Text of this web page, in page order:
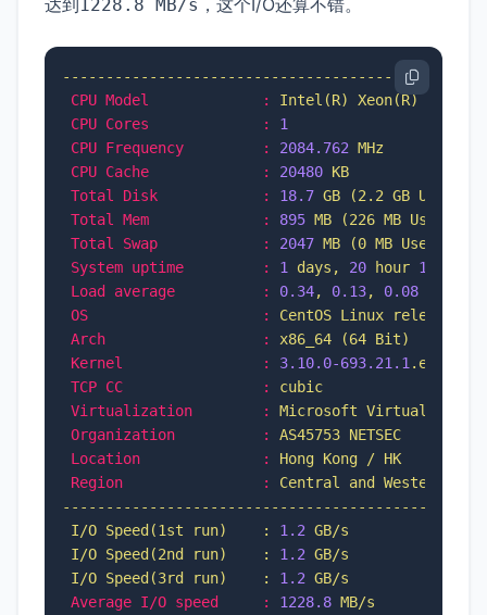
达到1228.8 MB/s ，这个I/O还算不错。
CPU Model             :
Intel(R) Xeon(R)
CPU Cores             :
1
CPU Frequency         :
2084.762 MHz
CPU Cache             :
20480 KB
Total Disk            :
18.7 GB (2.2 GB Used)
Total Mem             :
895 MB (226 MB Used)
Total Swap            :
2047 MB (0 MB Used)
System uptime         :
1 days, 20 hour 1
Load average          :
0.34, 0.13,
0.08
OS                    :
CentOS Linux release
Arch                  :
x86_64 (64 Bit)
Kernel                :
3.10.0-693.21 .1
TCP CC                :
cubic
Virtualization        :
Microsoft Virtual
Organization          :
AS45753 NETSEC
Location              :
Hong Kong / HK
Region                :
Central and
Western
I/O Speed(1st run) : 1.2 GB/s
I/O Speed(2nd run) : 1.2 GB/s
I/O Speed(3rd run) : 1.2 GB/s
Average I/O speed     :
1228.8 MB/s